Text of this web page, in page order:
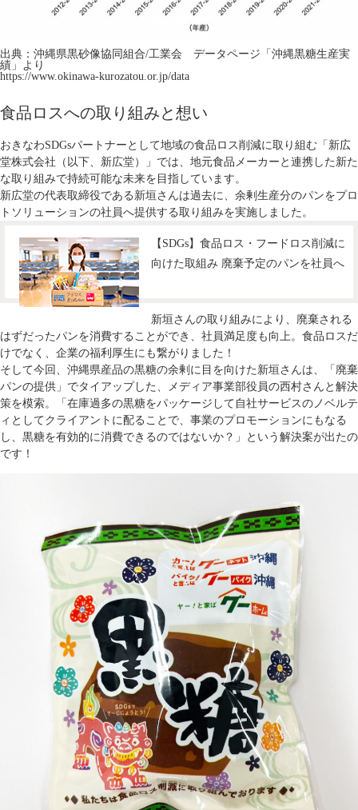
出典：沖縄県黒砂像協同組合/工業会 データページ「沖縄黒糖生産実
績」より
https://www.okinawa-kurozatou.or.jp/data
食品ロスへの取り組みと想い
おきなわSDGsパートナーとして地域の食品ロス削減に取り組む「新広
堂株式会社（以下、新広堂）」では、地元食品メーカーと連携した新た
な取り組みで持続可能な未来を目指しています。
新広堂の代表取締役である新垣さんは過去に、余剰生産分のパンをプロ
トソリューションの社員へ提供する取り組みを実施しました。
【SDGs】食品ロス・フードロス削減に
向けた取組み 廃棄予定のパンを社員へ
新垣さんの取り組みにより、廃棄される
はずだったパンを消費することができ、社員満足度も向上。食品ロスだ
けでなく、企業の福利厚生にも繋がりました！
そして今回、沖縄県産品の黒糖の余剰に目を向けた新垣さんは、「廃棄
パンの提供」でタイアップした、メディア事業部役員の西村さんと解決
策を模索。「在庫過多の黒糖をパッケージして自社サービスのノベルテ
ィとしてクライアントに配ることで、事業のプロモーションにもなる
し、黒糖を有効的に消費できるのではないか？」という解決案が出たの
です！